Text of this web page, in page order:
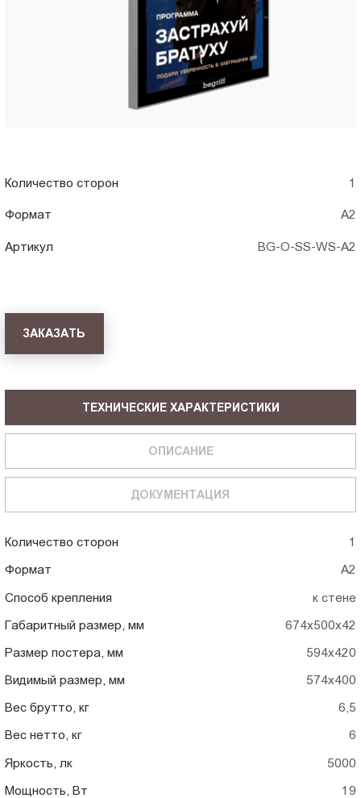
Количество сторон 1
Формат A2
Артикул BG-O-SS-WS-A2
ЗАКАЗАТЬ
ТЕХНИЧЕСКИЕ ХАРАКТЕРИСТИКИ
ОПИСАНИЕ
ДОКУМЕНТАЦИЯ
Количество сторон 1
Формат A2
Способ крепления к стене
Габаритный размер, мм 674x500x42
Размер постера, мм 594x420
Видимый размер, мм 574x400
Вес брутто, кг 6,5
Вес нетто, кг 6
Яркость, лк 5000
Мощность, Вт 19